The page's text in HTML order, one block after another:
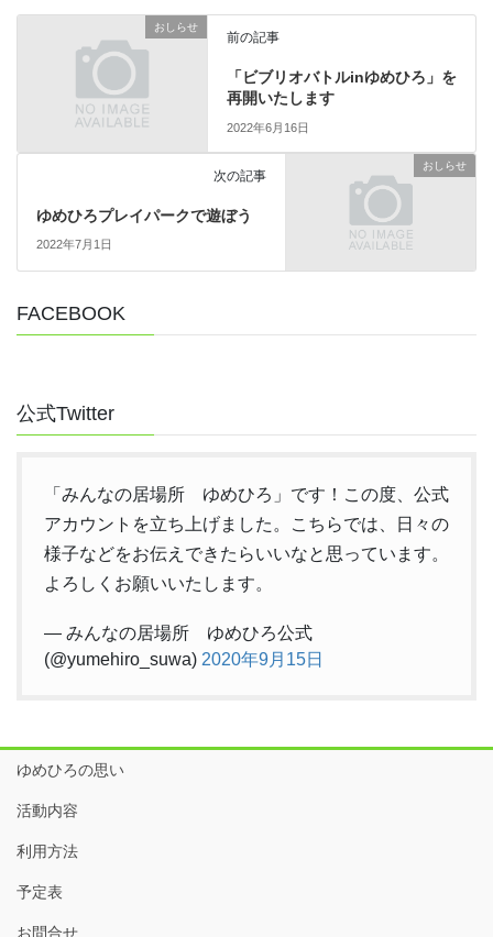
おしらせ
前の記事
「ビブリオバトルinゆめひろ」を
再開いたします
2022年6月16日
おしらせ
次の記事
ゆめひろプレイパークで遊ぼう
2022年7月1日
FACEBOOK
公式Twitter
「みんなの居場所 ゆめひろ」です！この度、公式
アカウントを立ち上げました。こちらでは、日々の
様子などをお伝えできたらいいなと思っています。
よろしくお願いいたします。
— みんなの居場所 ゆめひろ公式
(@yumehiro_suwa) 2020年9月15日
ゆめひろの思い
活動内容
利用方法
予定表
お問合せ